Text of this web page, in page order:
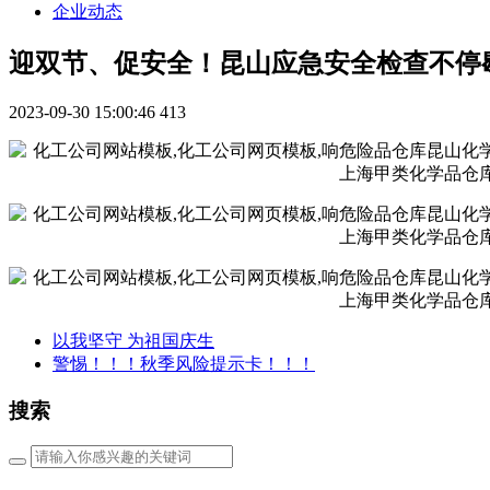
企业动态
迎双节、促安全！昆山应急安全检查不停
2023-09-30 15:00:46 413
以我坚守 为祖国庆生
警惕！！！秋季风险提示卡！！！
搜索